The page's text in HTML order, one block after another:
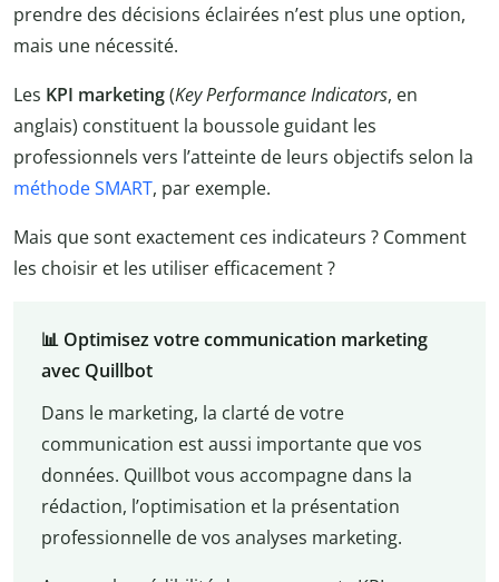
prendre des décisions éclairées n’est plus une option,
mais une nécessité.
Les KPI marketing(Key Performance Indicators, en
anglais) constituent la boussole guidant les
professionnels vers l’atteinte de leurs objectifs selon la
méthode SMART, par exemple.
Mais que sont exactement ces indicateurs ? Comment
les choisir et les utiliser efficacement ?
📊 Optimisez votre communication marketing
avec Quillbot
Dans le marketing, la clarté de votre
communication est aussi importante que vos
données. Quillbot vous accompagne dans la
rédaction, l’optimisation et la présentation
professionnelle de vos analyses marketing.